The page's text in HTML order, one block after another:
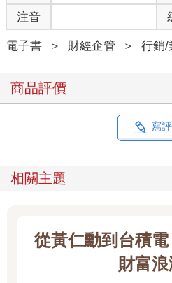
尤其是像我這種超級不擅長閒聊的
默，是因為自己太木訥。
為了克服這個缺點，我看了教人如
「我個性就是這麼內向，再怎麼努
啦。」
曾經如此怨天尤人的我，現在已經
人閒聊。你問我是否曾付出一番驚
拙，都能輕鬆開口閒聊。
閒聊的訣竅，就是「讓對方開口說
注音
電子書 ＞ 財經企管 ＞ 行銷/
商品評價
寫
相關主題
從黃仁勳到台積
財富浪